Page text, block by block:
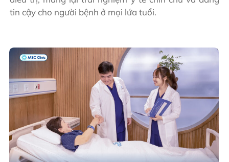
tin cậy cho người bệnh ở mọi lứa tuổi.